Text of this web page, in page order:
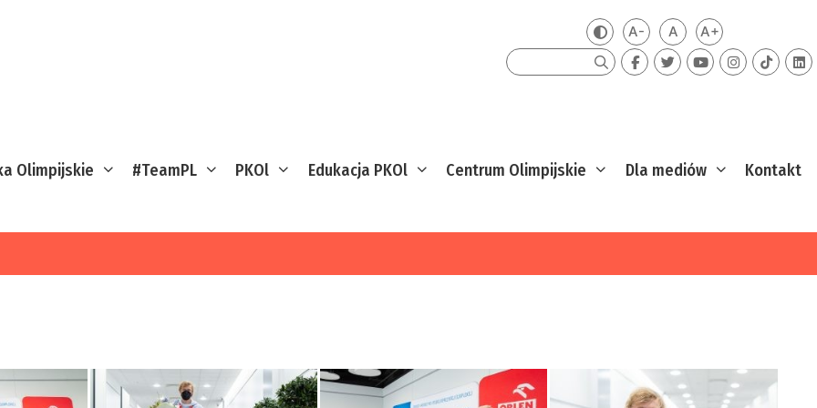
Zmień kontrast
A-Mniejsza czcionka
ADomyślna czcionka
A+Większa
Szukaj
Olimpijskie #TeamPL PKOl Edukacja PKOl Centrum Olimpijskie Dla mediów Kontakt